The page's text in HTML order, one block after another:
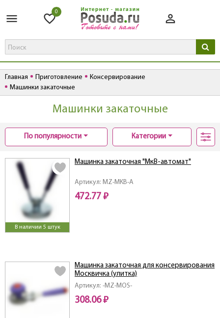
0
Главная Приготовление
Консервирование
Машинки закаточные
Машинки закаточные
По популярности Категории
В наличии 5 штук
Артикул: MZ-MKB-A
Машинка закаточная "МкВ-автомат"
472.77 ₽
Артикул: -MZ-MOS-
Машинка закаточная для консервирования
Москвичка (улитка)
308.06 ₽